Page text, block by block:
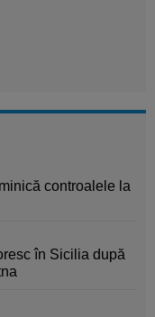
controalele la
în Sicilia după